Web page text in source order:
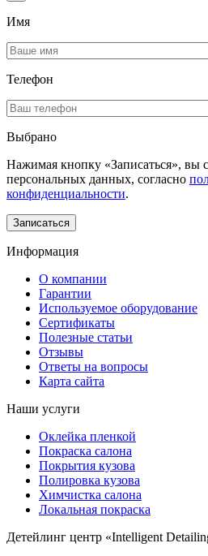
Имя
Телефон
Выбрано
Нажимая кнопку «Записаться», вы
персональных данных, согласно
конфиденциальности.
Информация
О компании
Гарантии
Используемое оборудование
Сертификаты
Полезные статьи
Отзывы
Ответы на вопросы
Карта сайта
Наши услуги
Оклейка пленкой
Покраска салона
Покрытия кузова
Полировка кузова
Химчистка салона
Локальная покраска
Детейлинг центр «Intelligent